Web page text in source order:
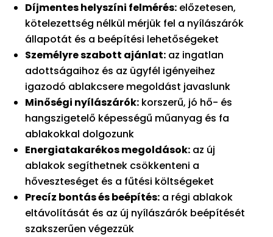
Díjmentes helyszíni felmérés: előzetesen,
kötelezettség nélkül mérjük fel a nyílászárók
állapotát és a beépítési lehetőségeket
Személyre szabott ajánlat: az ingatlan
adottságaihoz és az ügyfél igényeihez
igazodó ablakcsere megoldást javaslunk
Minőségi nyílászárók: korszerű, jó hő- és
hangszigetelő képességű műanyag és fa
ablakokkal dolgozunk
Energiatakarékos megoldások: az új
ablakok segíthetnek csökkenteni a
hőveszteséget és a fűtési költségeket
Precíz bontás és beépítés: a régi ablakok
eltávolítását és az új nyílászárók beépítését
szakszerűen végezzük